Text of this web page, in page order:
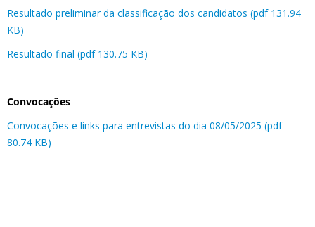
Resultado preliminar da classificação dos candidatos (pdf 131.94
KB)
Resultado final (pdf 130.75 KB)
Convocações
Convocações e links para entrevistas do dia 08/05/2025 (pdf
80.74 KB)